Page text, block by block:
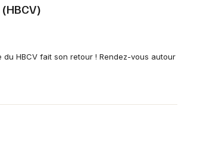
HBCV fait son retour ! Rendez-vous autour